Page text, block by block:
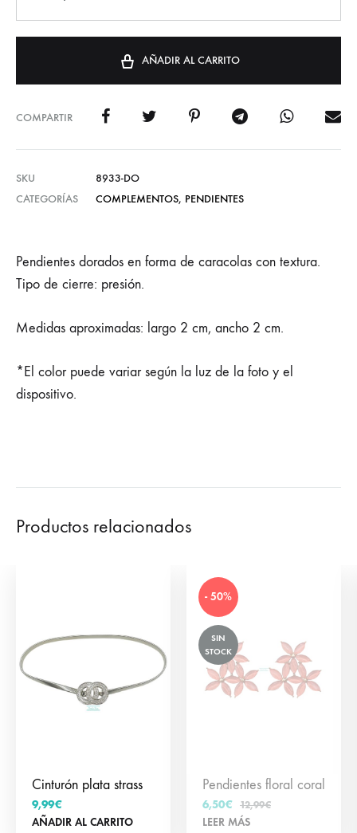
AÑADIR AL CARRITO
COMPARTIR
SKU
8933-DO
CATEGORÍAS
COMPLEMENTOS, PENDIENTES
Pendientes dorados en forma de caracolas con textura.
Tipo de cierre: presión.
Medidas aproximadas: largo 2 cm, ancho 2 cm.
*El color puede variar según la luz de la foto y el
dispositivo.
Productos relacionados
Cinturón plata strass
9,99€
AÑADIR AL CARRITO
- 50%
SIN
STOCK
Pendientes floral coral
6,50€ 12,99€
LEER MÁS